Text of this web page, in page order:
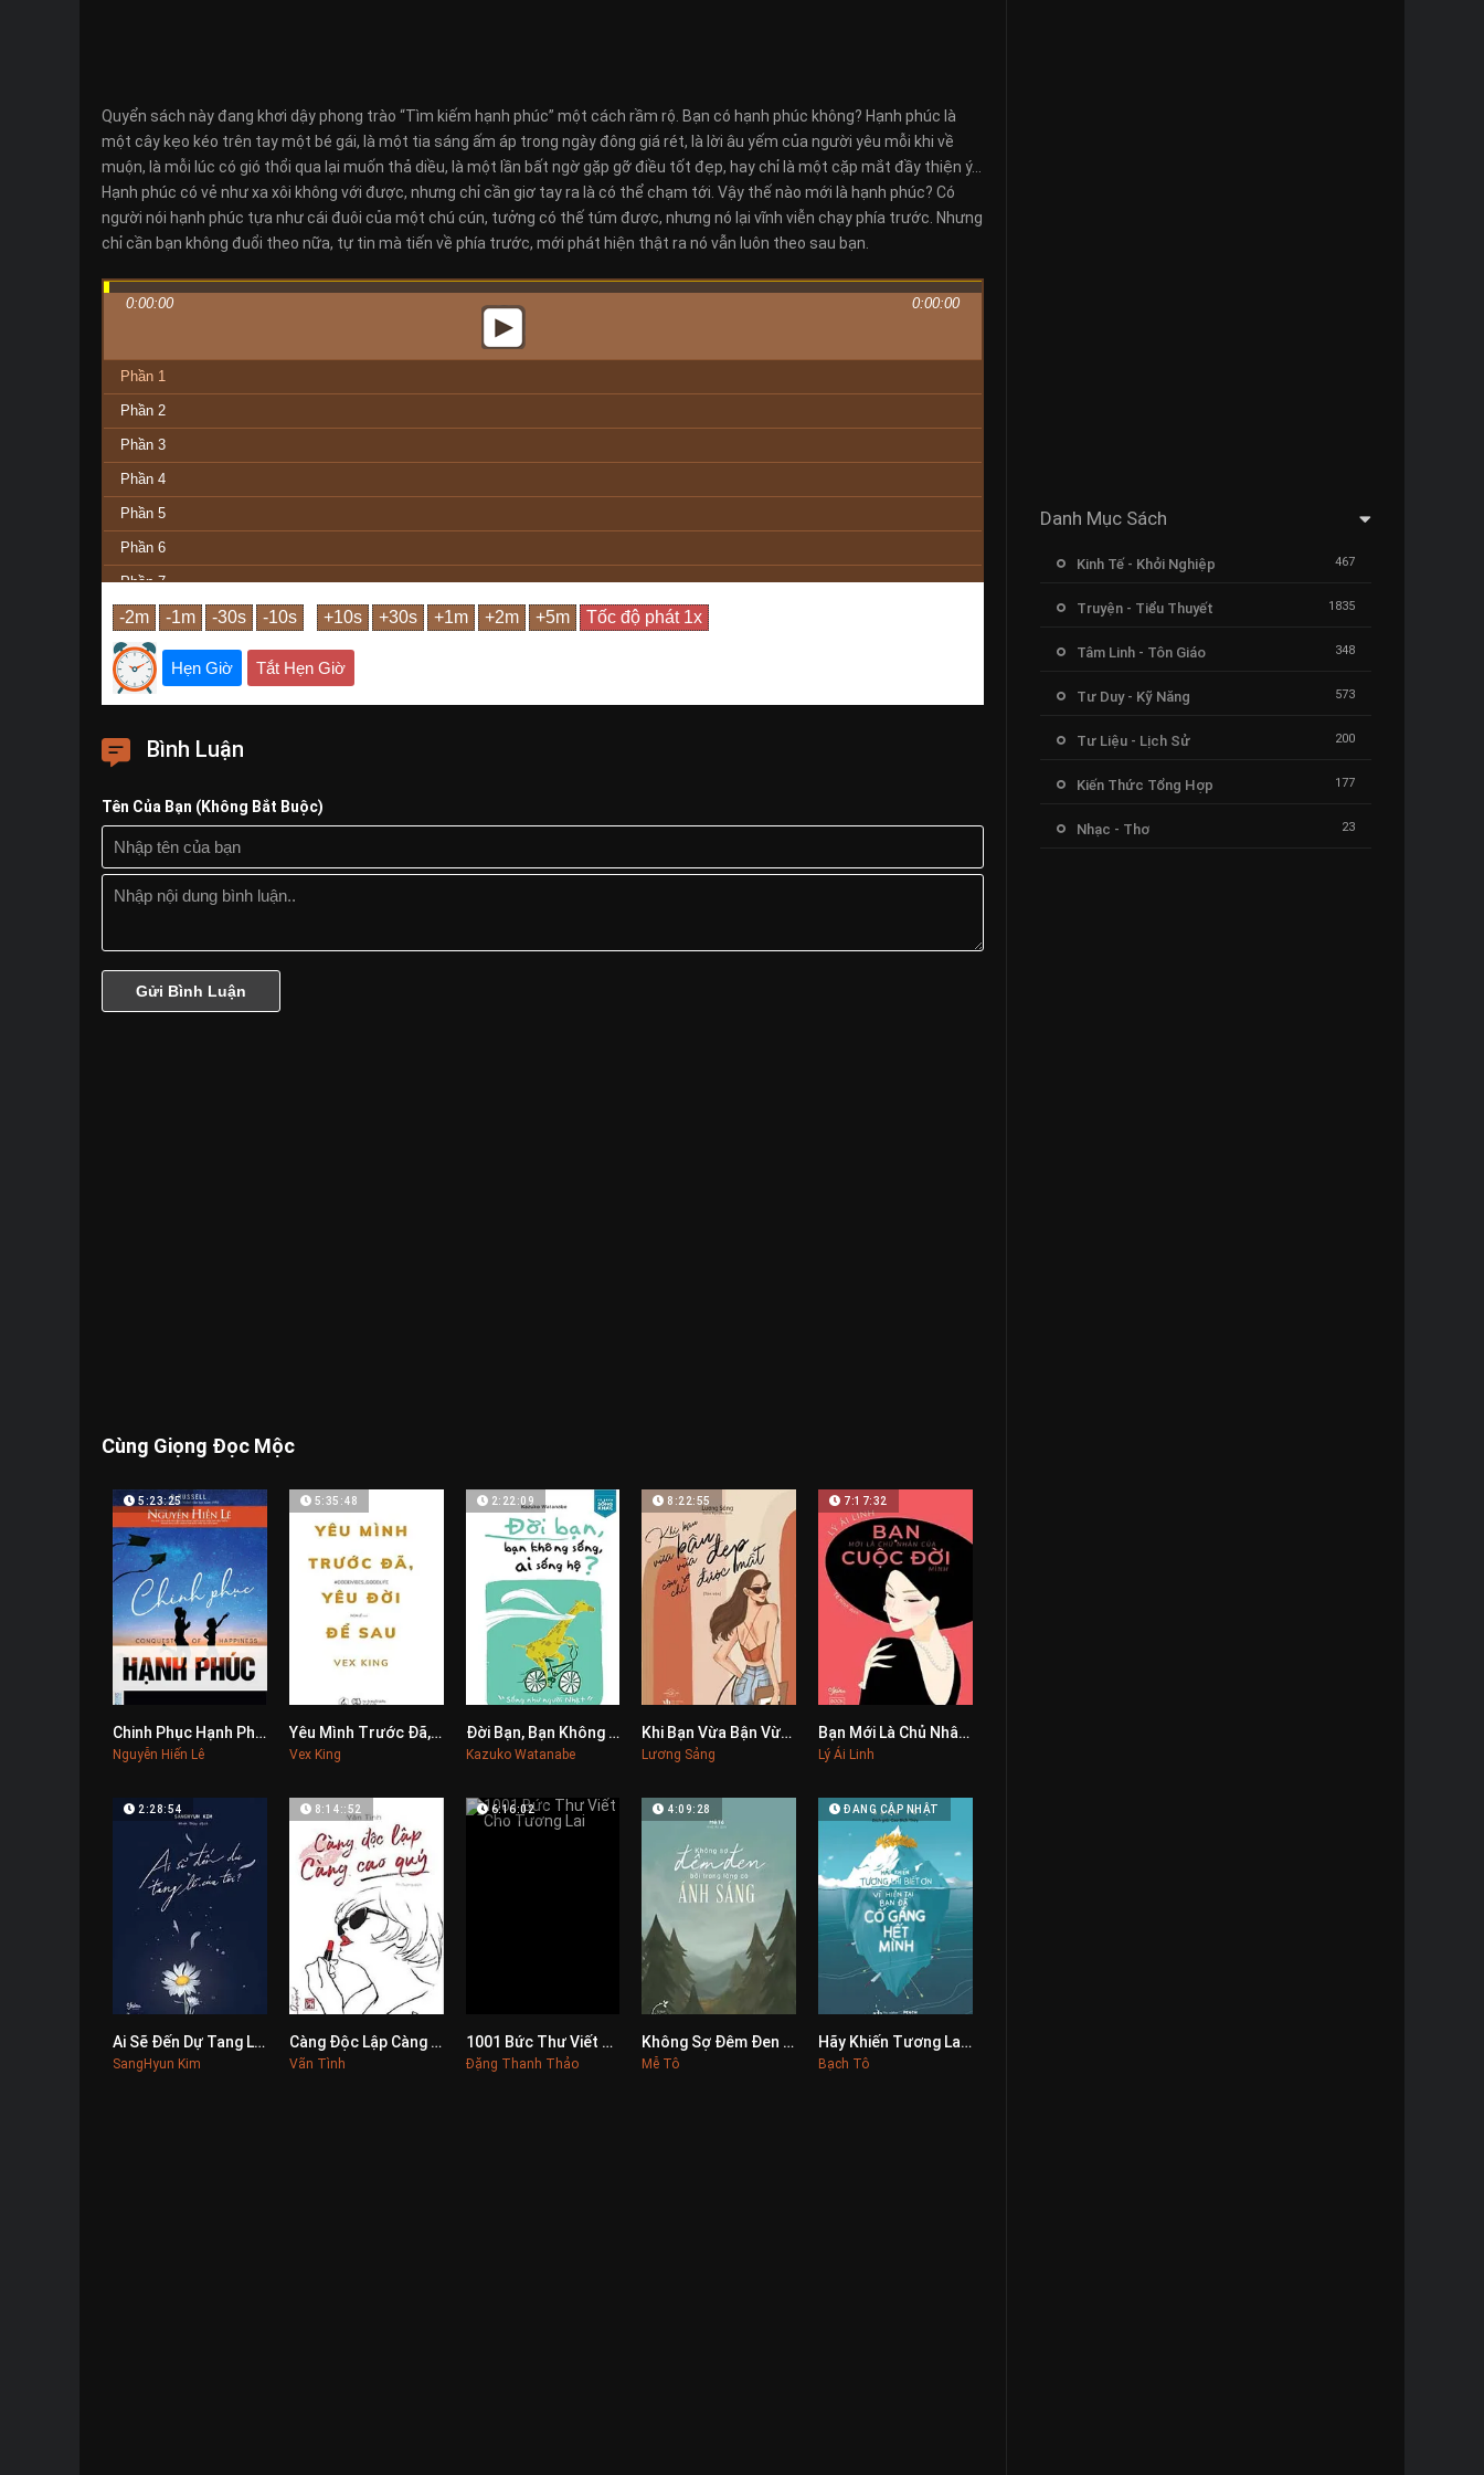
Quyển sách này đang khơi dậy phong trào “Tìm kiếm hạnh phúc” một cách rầm rộ. Bạn có hạnh phúc không? Hạnh phúc là
một cây kẹo kéo trên tay một bé gái, là một tia sáng ấm áp trong ngày đông giá rét, là lời âu yếm của người yêu mỗi khi về
muộn, là mỗi lúc có gió thổi qua lại muốn thả diều, là một lần bất ngờ gặp gỡ điều tốt đẹp, hay chỉ là một cặp mắt đầy thiện ý…
Hạnh phúc có vẻ như xa xôi không với được, nhưng chỉ cần giơ tay ra là có thể chạm tới. Vậy thế nào mới là hạnh phúc? Có
người nói hạnh phúc tựa như cái đuôi của một chú cún, tưởng có thế túm được, nhưng nó lại vĩnh viễn chạy phía trước. Nhưng
chỉ cần bạn không đuổi theo nữa, tự tin mà tiến về phía trước, mới phát hiện thật ra nó vẫn luôn theo sau bạn.
0:00:00 0:00:00
Phần 1
Phần 2
Phần 3
Phần 4
Phần 5
Phần 6
Phần 7
Phần 8
Phần 9
Phần 10
Hẹn Giờ Tắt Hẹn Giờ
Bình Luận
Tên Của Bạn (Không Bắt Buộc)
Cùng Giọng Đọc Mộc
0
5:23:25
Chinh Phục Hạnh Phúc
Nguyễn Hiến Lê
0
5:35:48
Yêu Mình Trước Đã, Yêu Đời Để Sau
Vex King
0
2:22:09
Đời Bạn, Bạn Không Sống, Ai Sống Hộ
Kazuko Watanabe
0
8:22:55
Khi Bạn Vừa Bận Vừa Đẹp Còn Sợ Chi Được Mất
Lương Sảng
0
7:17:32
Bạn Mới Là Chủ Nhân Của Cuộc Đời Mình
Lý Ái Linh
0
2:28:54
Ai Sẽ Đến Dự Tang Lễ Của Tôi?
SangHyun Kim
0
8:14::52
Càng Độc Lập Càng Cao Quý
Vãn Tình
0
6:16:02
1001 Bức Thư Viết Cho Tương Lai
Đặng Thanh Thảo
0
4:09:28
Không Sợ Đêm Đen Bởi Trong Lòng Có Ánh Sáng
Mễ Tô
0
ĐANG CẬP NHẬT
Hãy Khiến Tương Lai Biết Ơn Vì Hiện Tại Bạn Đã Cố Gắng Hết Mình
Bạch Tô
Danh Mục Sách
Kinh Tế - Khởi Nghiệp 467
Truyện - Tiểu Thuyết 1835
Tâm Linh - Tôn Giáo 348
Tư Duy - Kỹ Năng 573
Tư Liệu - Lịch Sử 200
Kiến Thức Tổng Hợp 177
Nhạc - Thơ 23